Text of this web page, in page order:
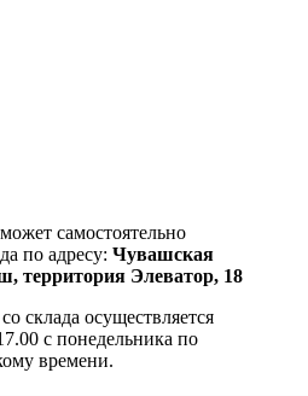
самостоятельно
по адресу: Чувашская
территория Элеватор, 18
склада осуществляется
с понедельника по
времени.